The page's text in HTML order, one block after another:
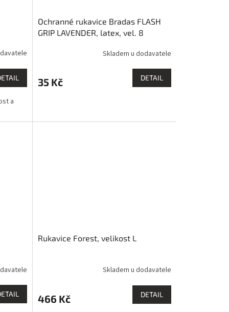
a
Ochranné rukavice Bradas FLASH
GRIP LAVENDER, latex, vel. 8
Skladem u dodavatele
35 Kč DETAIL
Rukavice Forest, velikost L
Skladem u dodavatele
466 Kč DETAIL